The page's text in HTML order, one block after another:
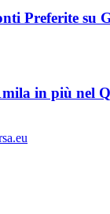
Preferite su
in più nel